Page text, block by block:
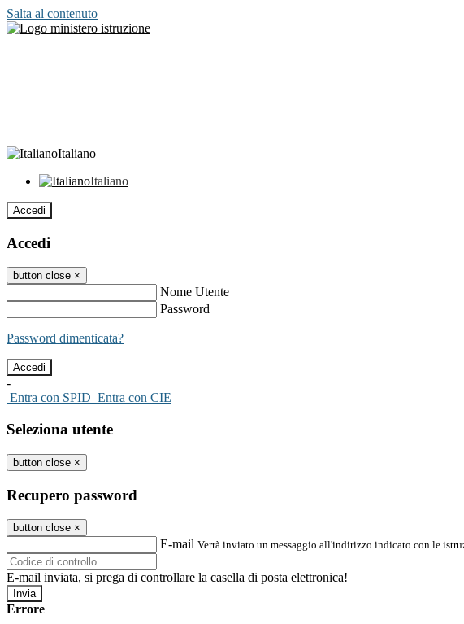
Salta al contenuto
Italiano
Italiano
Accedi
Accedi
button close ×
Nome Utente
Password
Password dimenticata?
-
Entra con SPID Entra con CIE
Seleziona utente
button close ×
Recupero password
button close ×
E-mail Verrà inviato un messaggio all'indirizzo indicato con le
E-mail inviata, si prega di controllare la casella di posta elettronica!
Errore